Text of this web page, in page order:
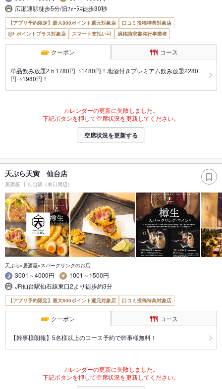
広瀬通駅徒歩5分/旧ﾌｫｰﾗｽ徒歩30秒
【アプリ予約限定】最大800ポイント還元対象店
口コミ投稿特典対象店
ポイントプラス対象店
スマート支払い可 適格請求書発行事業者
クーポン コース
単品飲み放題2ｈ1780円→1480円！地酒付きプレミアム飲み放題2280
円→1980円！
カレンダーの更新に失敗しました。
下記ボタンを押して空席状況を更新してください。
空席状況を更新する
天ぷら天寅 仙台店
居酒屋 仙台駅（東口周辺）
天ぷら×居酒屋×スパークリングのお店
3001～4000円
1001～1500円
JR仙台駅仙石線東口2より徒歩約3分
【アプリ予約限定】最大800ポイント還元対象店 口コミ投稿特典対象店
クーポン コース
【幹事様朗報】5名様以上のコース予約で幹事様無料！
カレンダーの更新に失敗しました。
下記ボタンを押して空席状況を更新してください。